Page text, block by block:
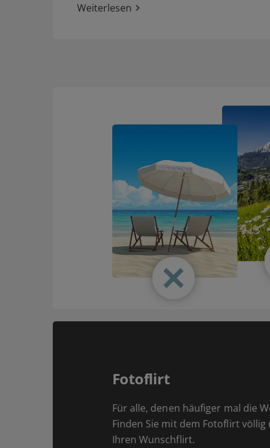
Weiterlesen
Fotoflirt
Für alle, denen häufiger mal die
Finden Sie mit dem Fotoflirt
Ihren Wunschflirt.